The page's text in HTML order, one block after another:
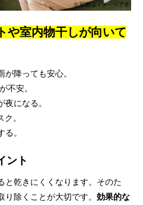
や室内物干しが向いて
が降っても安心。
不安。
夜になる。
。
る。
ント
と乾きにくくなります。そのた
り除くことが大切です。効果的な